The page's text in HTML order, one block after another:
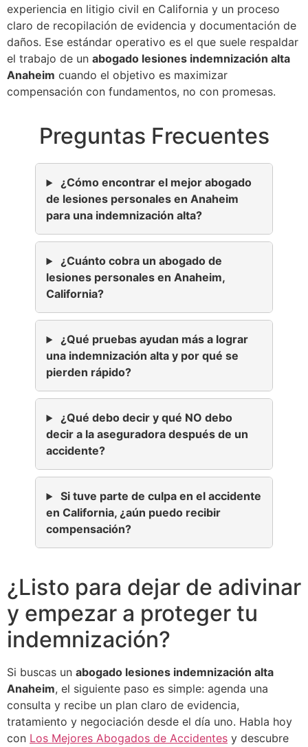
experiencia en litigio civil en California y un proceso
claro de recopilación de evidencia y documentación de
daños. Ese estándar operativo es el que suele respaldar
el trabajo de un abogado lesiones indemnización alta
Anaheim cuando el objetivo es maximizar
compensación con fundamentos, no con promesas.
Preguntas Frecuentes
¿Cómo encontrar el mejor abogado
de lesiones personales en Anaheim
para una indemnización alta?
¿Cuánto cobra un abogado de
lesiones personales en Anaheim,
California?
¿Qué pruebas ayudan más a lograr
una indemnización alta y por qué se
pierden rápido?
¿Qué debo decir y qué NO debo
decir a la aseguradora después de un
accidente?
Si tuve parte de culpa en el accidente
en California, ¿aún puedo recibir
compensación?
¿Listo para dejar de adivinar
y empezar a proteger tu
indemnización?
Si buscas un abogado lesiones indemnización alta
Anaheim, el siguiente paso es simple: agenda una
consulta y recibe un plan claro de evidencia,
tratamiento y negociación desde el día uno. Habla hoy
con Los Mejores Abogados de Accidentes y descubre